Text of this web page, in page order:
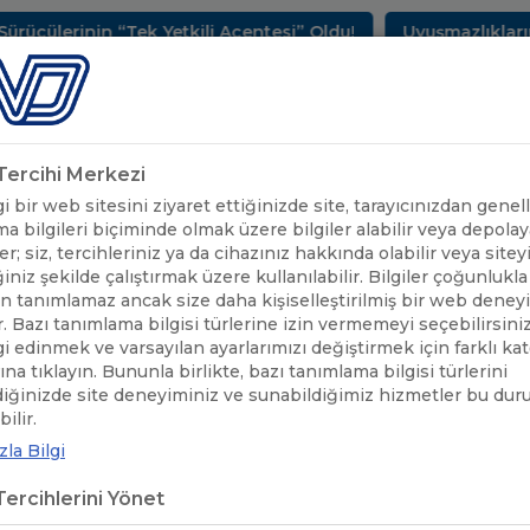
“Tek Yetkili Acentesi” Oldu! Uyuşmazlıkların
SEKTÖREL BİLGİLER UND YAYINLARI
BULGARİSTAN ÜZERİNDEN YAPILAN ALMANYA
VİZE İŞLEMLERİ DUYURULARI
MİSYONLARINA
Merkezi
bir web sitesini ziyaret ettiğinizde site, tarayıcınızdan
bilgileri biçiminde olmak üzere bilgiler alabilir veya
siz, tercihleriniz ya da cihazınız hakkında olabilir veya siteyi
şekilde çalıştırmak üzere kullanılabilir. Bilgiler
tanımlamaz ancak size daha kişiselleştirilmiş bir web
Bazı tanımlama bilgisi türlerine izin vermemeyi
edinmek ve varsayılan ayarlarımızı değiştirmek için farklı
tıklayın. Bununla birlikte, bazı tanımlama bilgisi türlerini
site deneyiminiz ve sunabildiğimiz hizmetler bu
Bilgi
Yönet